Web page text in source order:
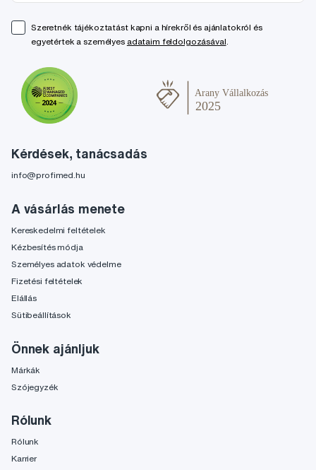
Kérdések, tanácsadás
info@profimed.hu
A vásárlás menete
Kereskedelmi feltételek
Kézbesítés módja
Személyes adatok védelme
Fizetési feltételek
Elállás
Sütibeállítások
Önnek ajánljuk
Márkák
Szójegyzék
Rólunk
Rólunk
Karrier
Szeretnék tájékoztatást kapni a hírekről és ajánlatokról és
egyetértek a személyes adataim feldolgozásával